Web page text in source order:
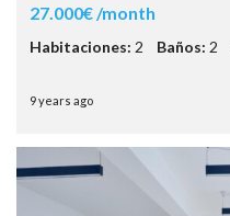
27.000€ /month
Habitaciones: 2 Baños: 2
9 years ago